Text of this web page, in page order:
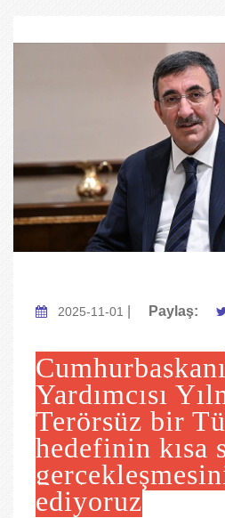
2025-11-01 Paylaş:
Cumhurbaşkanı
Yardımcısı
Terörsüz bir
hedefinin kısa
ediyoruz